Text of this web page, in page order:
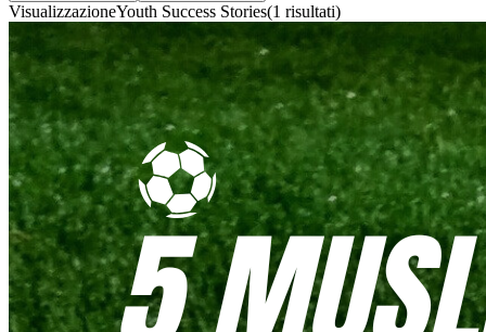
VisualizzazioneYouth Success Stories(1 risultati)